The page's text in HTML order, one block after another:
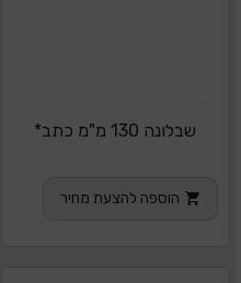
שבלונה 130 מ"מ כתב*
הוספה להצעת מחיר